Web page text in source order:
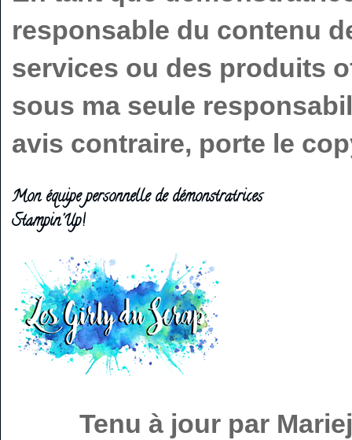
responsable du contenu
services ou des produits
sous ma seule
avis contraire, porte le
Mon équipe personnelle de démonstratrices
Stampin'Up!
Tenu à jour par